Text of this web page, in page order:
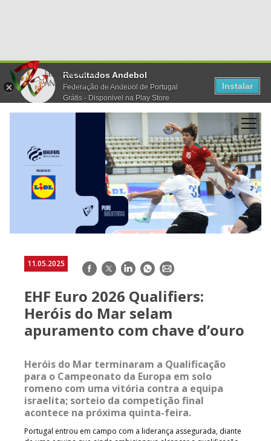
Resultados Andebol
Federação de Andebol de Portugal
Grátis - Disponivel na Play Store
Instalar
11.05.2025 Facebook
TwitterLinkedInWhatsApp
E-
EHF Euro 2026 Qualifiers:
Heróis do Mar selam
apuramento com chave d’ouro
Heróis do Mar terminaram a Qualificação
para o Campeonato da Europa em solo
romeno com uma vitória contra a equipa
israelita; sorteio da competição final
acontece na próxima quinta-feira.
Portugal entrou em campo com a liderança assegurada, diante